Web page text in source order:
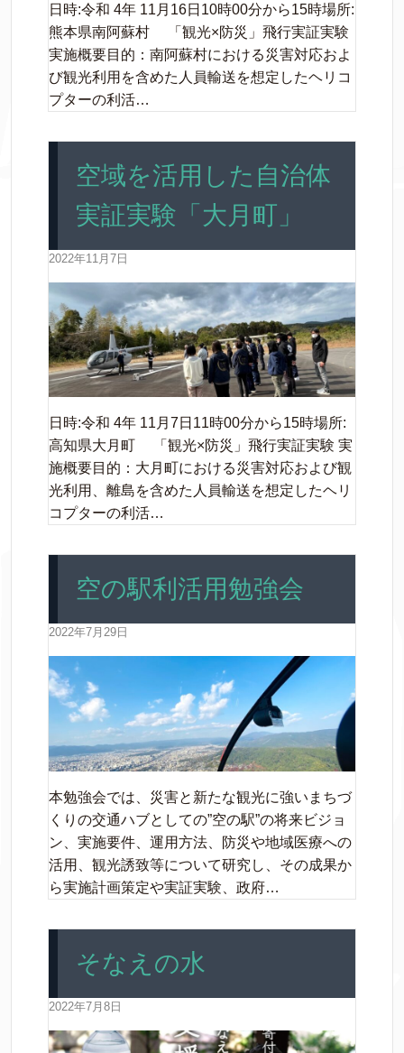
日時:令和 4年 11月16日10時00分から15時場所:
熊本県南阿蘇村 「観光×防災」飛行実証実験
実施概要目的：南阿蘇村における災害対応およ
び観光利用を含めた人員輸送を想定したヘリコ
プターの利活…
空域を活用した自治体
実証実験「大月町」
2022年11月7日
日時:令和 4年 11月7日11時00分から15時場所:
高知県大月町 「観光×防災」飛行実証実験 実
施概要目的：大月町における災害対応および観
光利用、離島を含めた人員輸送を想定したヘリ
コプターの利活…
空の駅利活用勉強会
2022年7月29日
本勉強会では、災害と新たな観光に強いまちづ
くりの交通ハブとしての”空の駅”の将来ビジョ
ン、実施要件、運用方法、防災や地域医療への
活用、観光誘致等について研究し、その成果か
ら実施計画策定や実証実験、政府…
そなえの水
2022年7月8日